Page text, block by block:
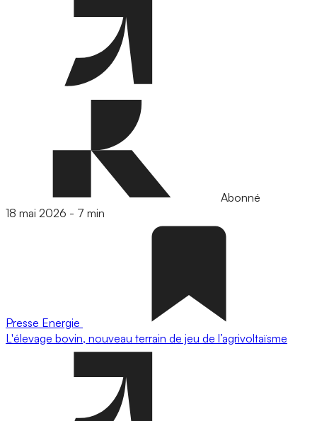
Abonné
18 mai 2026 - 7 min
Presse Energie
L'élevage bovin, nouveau terrain de jeu de l’agrivoltaïsme